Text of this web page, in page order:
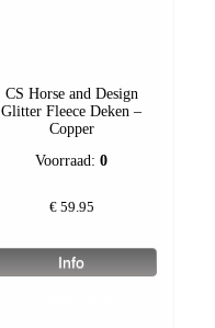
CS Horse and Design
Glitter Fleece Deken –
Copper
Voorraad:0
€ 59.95